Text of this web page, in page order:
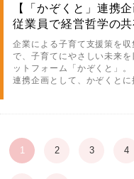
【「かぞくと」連携
従業員で経営哲学の
を形成
企業による子育て支援策を収
で、子育てにやさしい未来を
ットフォーム「かぞくと」。
連携企画として、かぞくと
1 2 3 4